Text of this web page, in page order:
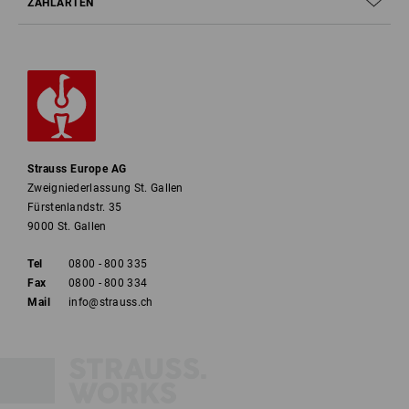
ZAHLARTEN
Strauss Europe AG
Zweigniederlassung St. Gallen
Fürstenlandstr. 35
9000 St. Gallen
Tel
0800 - 800 335
Fax
0800 - 800 334
Mail
info@strauss.ch